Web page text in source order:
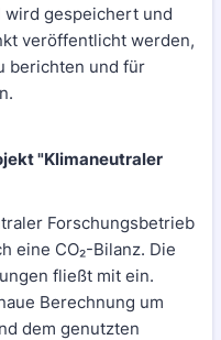
wird gespeichert und
veröffentlicht werden,
berichten und für
"Klimaneutraler
Forschungsbetrieb
eine CO₂-Bilanz. Die
fließt mit ein.
Berechnung um
dem genutzten